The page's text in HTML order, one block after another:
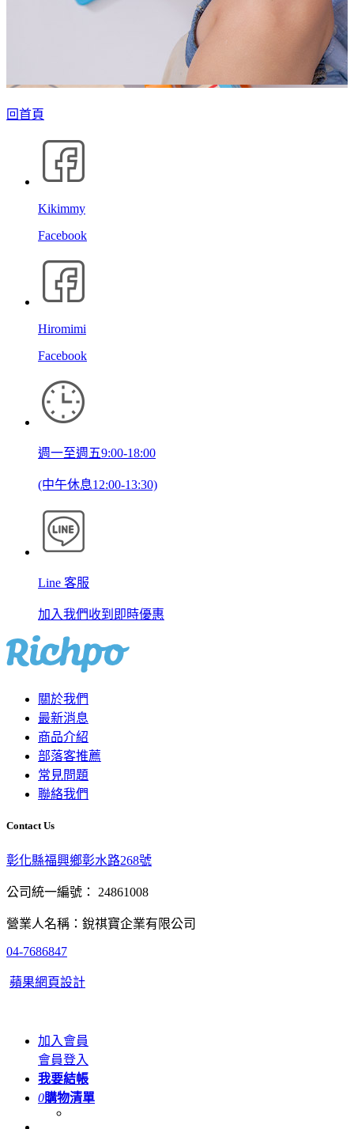
回首頁
Kikimmy
Facebook
Hiromimi
Facebook
週一至週五9:00-18:00
(中午休息12:00-13:30)
Line 客服
加入我們收到即時優惠
關於我們
最新消息
商品介紹
部落客推薦
常見問題
聯絡我們
Contact Us
彰化縣福興鄉彰水路268號
公司統一編號： 24861008
營業人名稱：銳祺寶企業有限公司
04-7686847
蘋果網頁設計
加入會員
會員登入
我要結帳
0購物清單